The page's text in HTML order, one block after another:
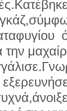
την